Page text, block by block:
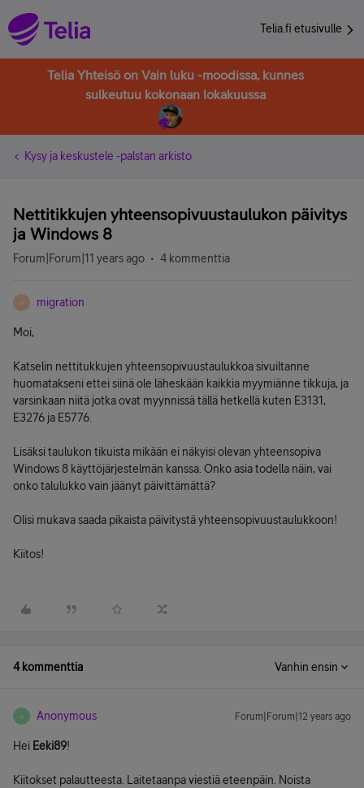
Telia.fi etusivulle
Telia Yhteisö on Vain luku -moodissa, kunnes
sulkeutuu kokonaan lokakuussa
Kysy ja keskustele -palstan arkisto
Nettitikkujen yhteensopivuustaulukon päivitys
ja Windows 8
Forum|Forum|11 years ago 4 kommenttia
M migration
Moi,
Katselin nettitukkujen yhteensopivuustaulukkoa sivuiltanne
huomatakseni ettei siinä ole läheskään kaikkia myymiänne tikkuja, ja
varsinkaan niitä jotka ovat myynnissä tällä hetkellä kuten E3131,
E3276 ja E5776.
Lisäksi taulukon tikuista mikään ei näkyisi olevan yhteensopiva
Windows 8 käyttöjärjestelmän kanssa. Onko asia todella näin, vai
onko talulukko vain jäänyt päivittämättä?
Olisi mukava saada pikaista päivitystä yhteensopivuustaulukkoon!
Kiitos!
4 kommenttia Vanhin ensin
A Anonymous Forum|Forum|12 years ago
Hei Eeki89!
Kiitokset palautteesta. Laitetaanpa viestiä eteenpäin. Noista